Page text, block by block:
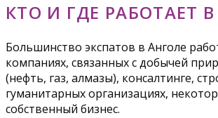
КТО И ГДЕ РАБОТАЕТ
Большинство экспатов в Анголе
компаниях, связанных с добычей
(нефть, газ, алмазы), консалтинге,
гуманитарных организациях,
собственный бизнес.